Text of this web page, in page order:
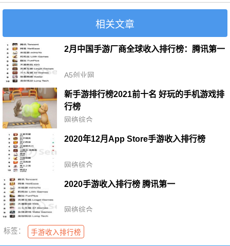
相关文章
2月中国手游厂商全球收入排行榜：腾讯第一
A5创业网
新手游排行榜2021前十名 好玩的手机游戏排
行榜
网络综合
2020年12月App Store手游收入排行榜
网络综合
2020手游收入排行榜 腾讯第一
网络综合
标签： 手游收入排行榜